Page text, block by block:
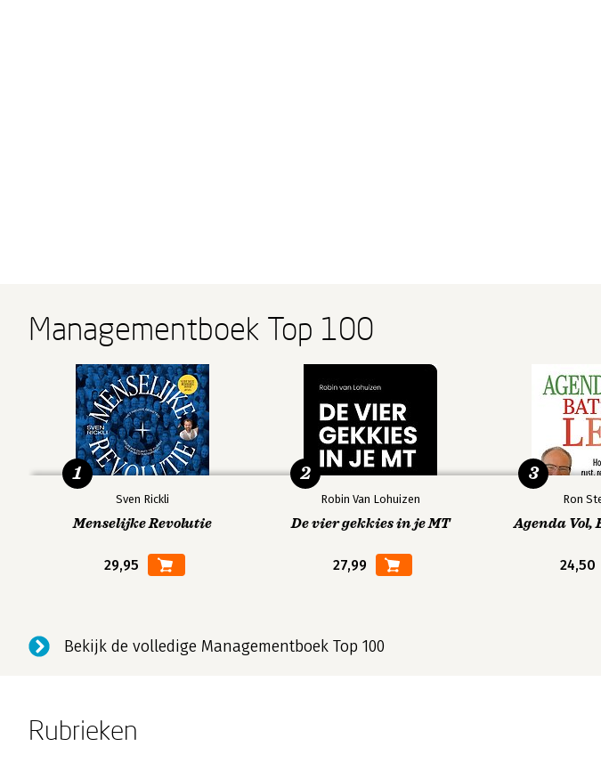
Managementboek Top 100
Sven Rickli
Menselijke Revolutie
29,95
1
Robin Van Lohuizen
De vier gekkies in je MT
27,99
2
Ron
Agenda Vol,
24,50
3
Bekijk de volledige Managementboek Top 100
Rubrieken